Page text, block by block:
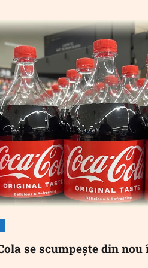
se scumpește din nou